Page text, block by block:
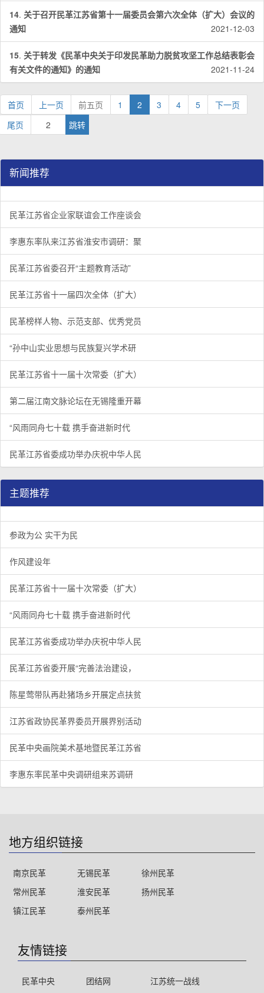
14. 关于召开民革江苏省第十一届委员会第六次全体（扩大）会议的
通知
2021-12-03
15. 关于转发《民革中央关于印发民革助力脱贫攻坚工作总结表彰会
有关文件的通知》的通知
2021-11-24
首页 上一页 前五页 1 2 3 4 5
下一页
尾页
新闻推荐
民革江苏省企业家联谊会工作座谈会在宁召开
1/3 李惠东率队来江苏省淮安市调研：聚焦民革党员之家建设管
2/3 民革江苏省委召开“主题教育活动” 领导班子民主生活会
3/3
民革江苏省企业家联谊会工作座谈会
李惠东率队来江苏省淮安市调研：聚
民革江苏省委召开“主题教育活动”
民革江苏省十一届四次全体（扩大）
民革榜样人物、示范支部、优秀党员
“孙中山实业思想与民族复兴学术研
民革江苏省十一届十次常委（扩大）
第二届江南文脉论坛在无锡隆重开幕
“风雨同舟七十载 携手奋进新时代
民革江苏省委成功举办庆祝中华人民
主题推荐
参政为公 实干为民
作风建设年
民革江苏省十一届十次常委（扩大）
“风雨同舟七十载 携手奋进新时代
民革江苏省委成功举办庆祝中华人民
民革江苏省委开展“完善法治建设，
陈星莺带队再赴猪场乡开展定点扶贫
江苏省政协民革界委员开展界别活动
民革中央画院美术基地暨民革江苏省
李惠东率民革中央调研组来苏调研
地方组织链接
南京民革 无锡民革
徐州民革
常州民革
淮安民革
扬州民革
镇江民革
泰州民革
友情链接
民革中央 团结网 江苏统一战线